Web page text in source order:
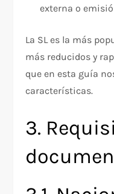
externa o
La SL es la más
más reducidos y
que en esta guía
características.
3.